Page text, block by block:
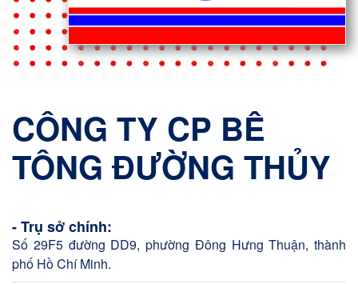
CÔNG TY CP BÊ
TÔNG ĐƯỜNG THỦY
- Trụ sở chính:
Số 29F5 đường DD9, phường Đông Hưng Thuận, thành
phố Hồ Chí Minh.